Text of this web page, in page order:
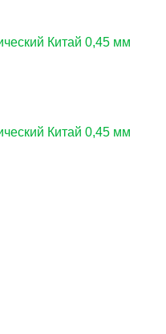
Китай 0,45 мм
Китай 0,45 мм